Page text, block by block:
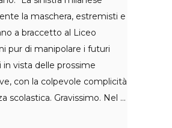
la maschera, estremisti e
a braccetto al Liceo
pur di manipolare i futuri
vista delle prossime
con la colpevole complicità
scolastica. Gravissimo. Nel